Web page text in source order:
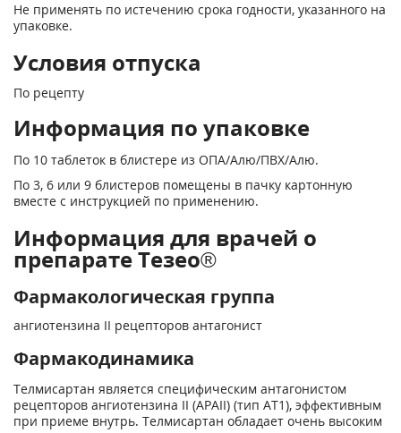
Не применять по истечению срока годности, указанного на
упаковке.
Условия отпуска
По рецепту
Информация по упаковке
По 10 таблеток в блистере из ОПА/Алю/ПВХ/Алю.
По 3, 6 или 9 блистеров помещены в пачку картонную
вместе с инструкцией по применению.
Информация для врачей о
препарате Тезео®
Фармакологическая группа
ангиотензина II рецепторов антагонист
Фармакодинамика
Телмисартан является специфическим антагонистом
рецепторов ангиотензина II (АРАII) (тип AT1), эффективным
при приеме внутрь. Телмисартан обладает очень высоким